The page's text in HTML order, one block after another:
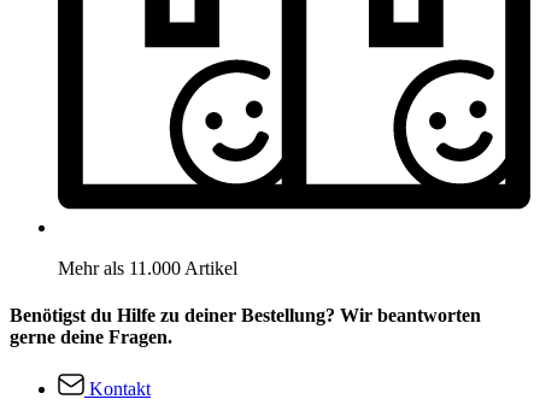
Mehr als 11.000 Artikel
Benötigst du Hilfe zu deiner Bestellung? Wir beantworten
gerne deine Fragen.
Kontakt